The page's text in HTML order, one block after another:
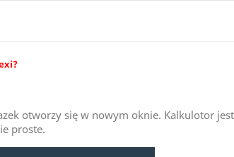
otworzy się w nowym oknie. Kalkulotor
proste.